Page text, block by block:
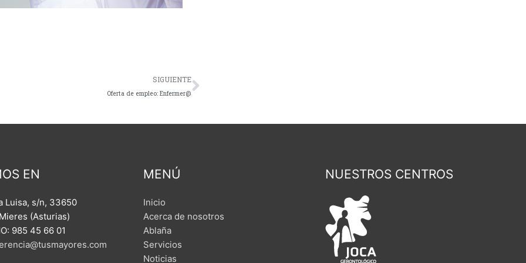
SIGUIENTE
Oferta de empleo: Enfermer@
Siguiente
EN
Luisa, s/n, 33650
(Asturias)
985 45 66 01
MENÚ
Inicio
Acerca de nosotros
Ablaña
Servicios
Noticias
NUESTROS CENTROS